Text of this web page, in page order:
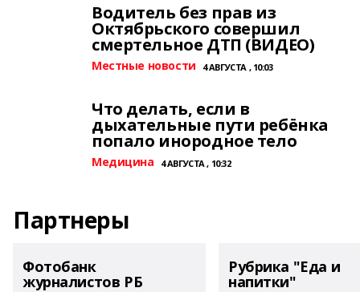
Водитель без прав из
Октябрьского совершил
смертельное ДТП (ВИДЕО)
Местные новости 4 АВГУСТА , 10:03
Что делать, если в
дыхательные пути ребёнка
попало инородное тело
Медицина 4 АВГУСТА , 10:32
Партнеры
Фотобанк
журналистов РБ
Рубрика "Еда и
напитки"